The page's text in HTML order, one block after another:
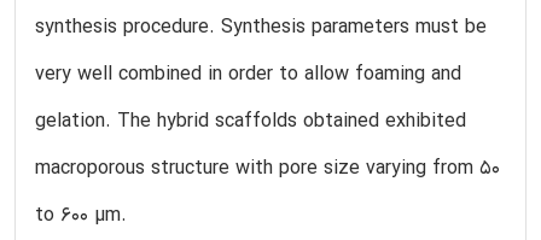
synthesis procedure. Synthesis parameters must be
very well combined in order to allow foaming and
gelation. The hybrid scaffolds obtained exhibited
macroporous structure with pore size varying from 50
to 600 µm.